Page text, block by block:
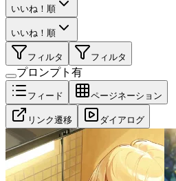
いいね！順
いいね！順
フィルタ フィルタ
プロンプト有
フィード ページネーション
リンク遷移 ダイアログ